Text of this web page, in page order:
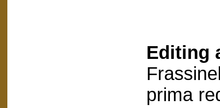
Editing
prima